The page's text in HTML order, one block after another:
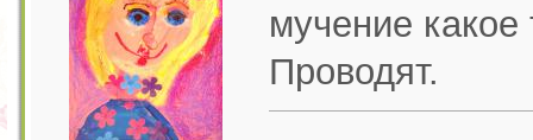
мучение какое
Проводят.